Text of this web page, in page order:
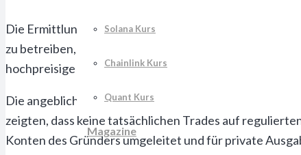
Solana Kurs
Chainlink Kurs
Quant Kurs
Magazine
Die Ermittlungen enthüllten das vollständige
zu betreiben, verwendete der Gründer die
hochpreisige Fahrzeuge und die Finanzierung eines
Die angeblichen Trading-Bots existierten
zeigten, dass keine tatsächlichen Trades auf
Konten des Gründers umgeleitet und für private